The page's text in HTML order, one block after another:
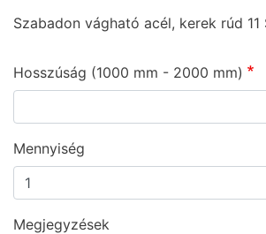
Szabadon vágható acél, kerek rúd 11
Hosszúság (1000 mm - 2000 mm)
Mennyiség
Megjegyzések